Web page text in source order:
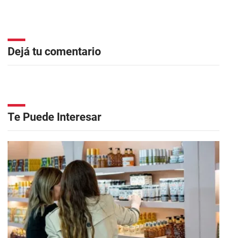
Dejá tu comentario
Te Puede Interesar